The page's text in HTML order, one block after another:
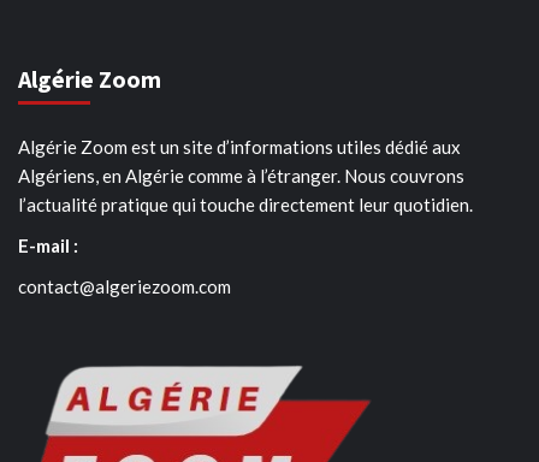
Algérie Zoom
Algérie Zoom est un site d’informations utiles dédié aux
Algériens, en Algérie comme à l’étranger. Nous couvrons
l’actualité pratique qui touche directement leur quotidien.
E-mail :
contact@algeriezoom.com